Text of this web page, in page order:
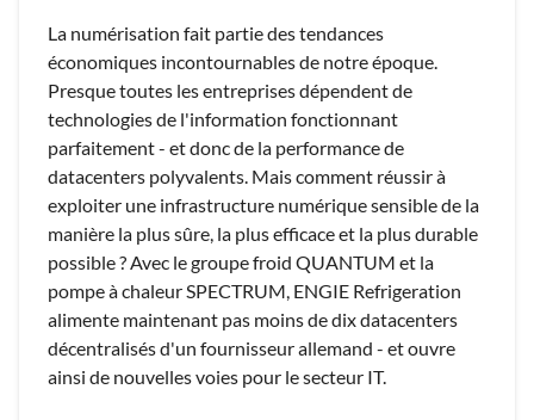
La numérisation fait partie des tendances
économiques incontournables de notre époque.
Presque toutes les entreprises dépendent de
technologies de l'information fonctionnant
parfaitement - et donc de la performance de
datacenters polyvalents. Mais comment réussir à
exploiter une infrastructure numérique sensible de la
manière la plus sûre, la plus efficace et la plus durable
possible ? Avec le groupe froid QUANTUM et la
pompe à chaleur SPECTRUM, ENGIE Refrigeration
alimente maintenant pas moins de dix datacenters
décentralisés d'un fournisseur allemand - et ouvre
ainsi de nouvelles voies pour le secteur IT.